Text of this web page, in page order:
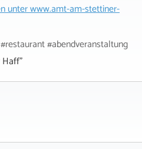
unterwww.amt-am-stettiner-
#abendveranstaltung